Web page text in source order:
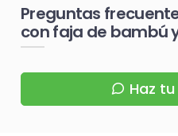
Preguntas
con faja de bambú
Haz